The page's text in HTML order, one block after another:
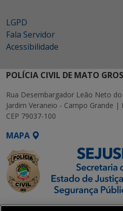
LGPD
Fala Servidor
Acessibilidade
POLÍCIA CIVIL DE MATO
Rua Desembargador Leão Neto
Jardim Veraneio - Campo Grande |
CEP 79037-100
MAPA
SETDIG | Secretaria-